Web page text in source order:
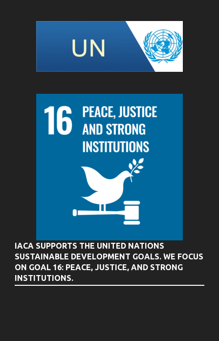
IACA SUPPORTS THE UNITED NATIONS
SUSTAINABLE DEVELOPMENT GOALS. WE FOCUS
ON GOAL 16: PEACE, JUSTICE, AND STRONG
INSTITUTIONS.